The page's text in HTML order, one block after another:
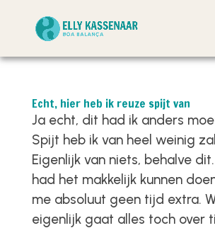
Echt, hier heb ik reuze spijt van
Ja echt, dit had ik anders
Spijt heb ik van heel weinig
Eigenlijk van niets, behalve
had het makkelijk kunnen
me absoluut geen tijd extra.
eigenlijk gaat alles toch over